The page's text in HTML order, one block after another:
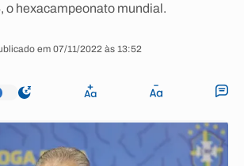
o hexacampeonato mundial.
em 07/11/2022 às 13:52